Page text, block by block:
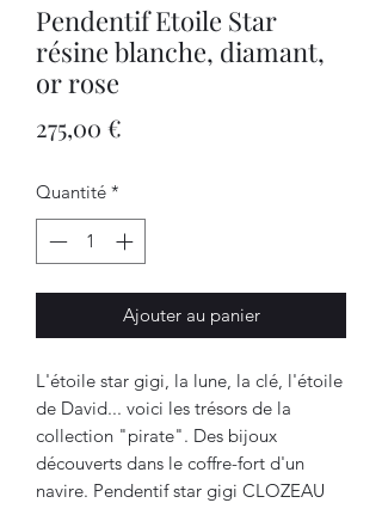
Pendentif Etoile Star
résine blanche, diamant,
or rose
275,00 €
Quantité *
Ajouter au panier
L'étoile star gigi, la lune, la clé, l'étoile
de David... voici les trésors de la
collection "pirate". Des bijoux
découverts dans le coffre-fort d'un
navire. Pendentif star gigi CLOZEAU